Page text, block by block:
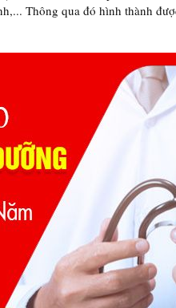
Thông qua đó hình thành